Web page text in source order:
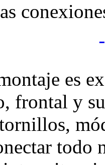
es
frontal y
todo